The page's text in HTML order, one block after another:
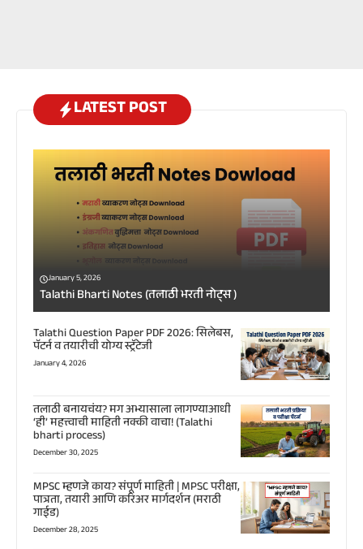
LATEST POST
January 5, 2026
Talathi Bharti Notes (तलाठी भरती नोट्स )
Talathi Question Paper PDF 2026: सिलेबस,
पॅटर्न व तयारीची योग्य स्ट्रॅटेजी
January 4, 2026
तलाठी बनायचंय? मग अभ्यासाला लागण्याआधी
‘ही’ महत्त्वाची माहिती नक्की वाचा! (Talathi
bharti process)
December 30, 2025
MPSC म्हणजे काय? संपूर्ण माहिती | MPSC परीक्षा,
पात्रता, तयारी आणि करिअर मार्गदर्शन (मराठी
गाईड)
December 28, 2025